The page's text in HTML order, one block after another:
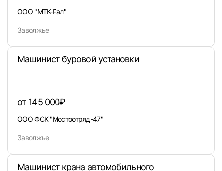
Вход в личный кабинет
Пароль
ООО "МТК-Рал"
Заволжье
Машинист буровой установки
от 145 000₽
ООО ФСК "Мостоотряд-47"
Заволжье
Машинист крана автомобильного